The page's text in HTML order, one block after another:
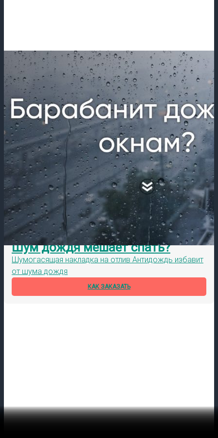
Шум дождя мешает спать?
Шумогасящая накладка на отлив Антидождь избавит
от шума дождя
КАК ЗАКАЗАТЬ